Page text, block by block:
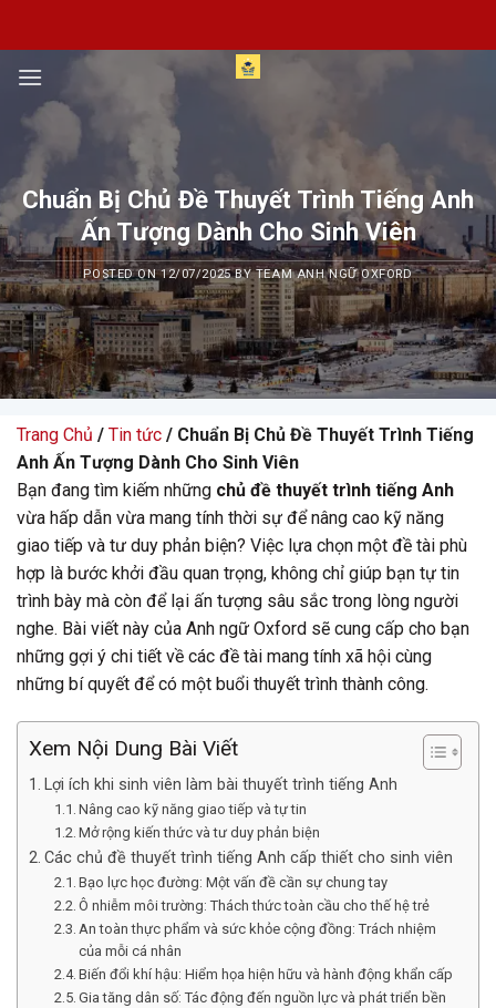
content
Chuẩn Bị Chủ Đề Thuyết Trình Tiếng Anh
Ấn Tượng Dành Cho Sinh Viên
POSTED ON12/07/2025BYTEAM ANH NGỮ OXFORD
Trang Chủ / Tin tức / Chuẩn Bị Chủ Đề Thuyết Trình Tiếng
Anh Ấn Tượng Dành Cho Sinh Viên
Bạn đang tìm kiếm những chủ đề thuyết trình tiếng Anh
vừa hấp dẫn vừa mang tính thời sự để nâng cao kỹ năng
giao tiếp và tư duy phản biện? Việc lựa chọn một đề tài phù
hợp là bước khởi đầu quan trọng, không chỉ giúp bạn tự tin
trình bày mà còn để lại ấn tượng sâu sắc trong lòng người
nghe. Bài viết này của Anh ngữ Oxford sẽ cung cấp cho bạn
những gợi ý chi tiết về các đề tài mang tính xã hội cùng
những bí quyết để có một buổi thuyết trình thành công.
Xem Nội Dung Bài Viết
Lợi ích khi sinh viên làm bài thuyết trình tiếng Anh
Nâng cao kỹ năng giao tiếp và tự tin
Mở rộng kiến thức và tư duy phản biện
Các chủ đề thuyết trình tiếng Anh cấp thiết cho sinh viên
Bạo lực học đường: Một vấn đề cần sự chung tay
Ô nhiễm môi trường: Thách thức toàn cầu cho thế hệ trẻ
An toàn thực phẩm và sức khỏe cộng đồng: Trách nhiệm
của mỗi cá nhân
Biến đổi khí hậu: Hiểm họa hiện hữu và hành động khẩn cấp
Gia tăng dân số: Tác động đến nguồn lực và phát triển bền